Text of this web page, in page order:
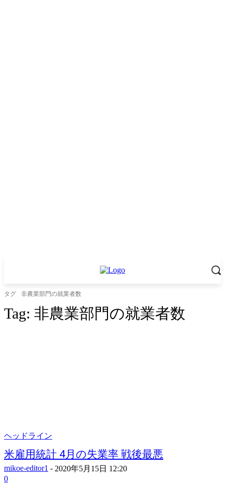
タグ 非農業部門の就業者数
Tag: 非農業部門の就業者数
ヘッドライン
米雇用統計 4月の失業率 戦後最悪
mikoe-editor1 - 2020年5月15日 12:20
0